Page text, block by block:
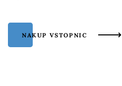
NAKUP VSTOPNIC